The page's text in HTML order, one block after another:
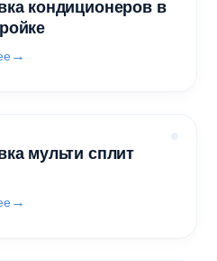
кондиционеров в
мульти сплит